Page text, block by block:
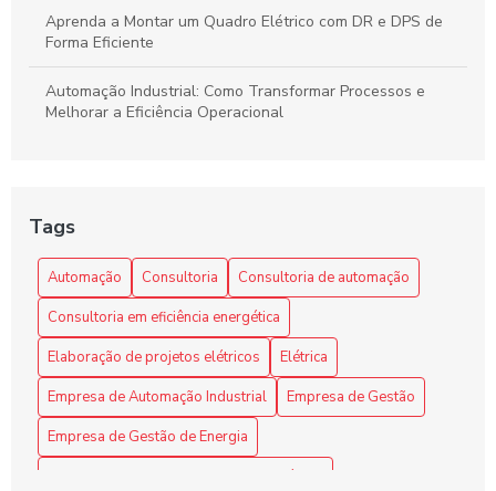
Aprenda a Montar um Quadro Elétrico com DR e DPS de
Forma Eficiente
Automação Industrial: Como Transformar Processos e
Melhorar a Eficiência Operacional
Benefícios da automação industrial para otimizar processos
Como a Consultoria de Automação Pode Revolucionar Seu
Negócio
Como a Programação de Máquinas Industriais Revoluciona
a Produção
Como a Programação de Máquinas Industriais Revoluciona
a Produtividade
Tags
Automação Consultoria
Consultoria de automação
Consultoria em eficiência energética
Elaboração de projetos elétricos
Elétrica
Empresa de Automação Industrial
Empresa de Gestão
Empresa de Gestão de Energia
Empresa de Montagem de Quadro Elétrico